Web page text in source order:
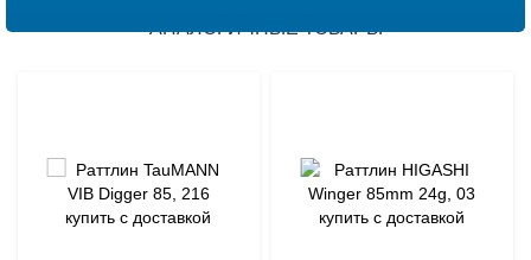
АНАЛОГИЧНЫЕ ТОВАРЫ